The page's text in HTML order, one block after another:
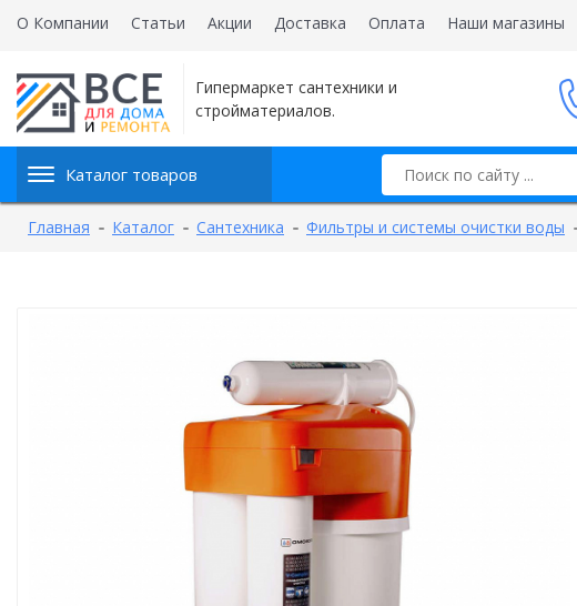
О Компании Статьи Акции Доставка Оплата Наши магазины
Гипермаркет сантехники и
стройматериалов.
Каталог товаров
Главная Каталог Сантехника Фильтры и системы очистки воды